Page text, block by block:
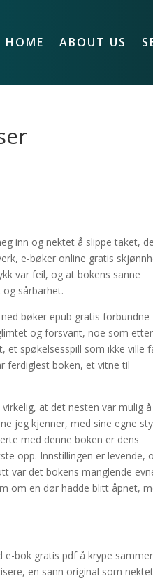
HOME ABOUT US
inn og nektet å slippe taket,
e-bøker online gratis
var feil, og at bokens sanne
sårbarhet.
bøker epub gratis forbundne
og forsvant, noe som
et spøkelsesspill som ikke ville
ferdiglest boken, et vitne til
at det nesten var mulig å
jeg kjenner, med sine egne
med denne boken er dens
opp. Innstillingen er levende,
var det bokens manglende
om en dør hadde blitt åpnet,
bok gratis pdf å krype
en sann original som